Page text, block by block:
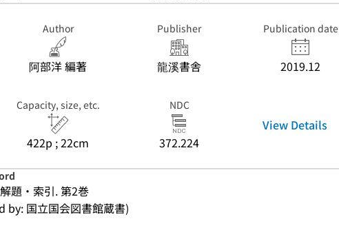
Author
阿部洋 編著
Publisher
龍溪書舎
Publication date
2019.12
Capacity, size, etc.
422p ; 22cm
NDC
372.224
View Details
題・索引. 第2巻
by: 国立国会図書館蔵書)